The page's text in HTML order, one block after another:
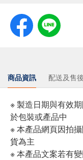
商品資訊 配送及售
※ 製造日期與有效
於包裝或產品中
※ 本產品網頁因拍
貨為主
※ 本產品文案若有